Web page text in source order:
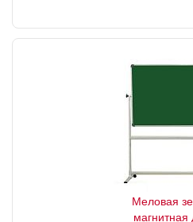
Меловая
магнитная